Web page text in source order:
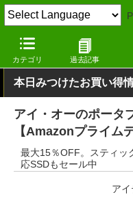
カテゴリ 過去記事
窓の杜 セール
本日みつけたお買い得
アイ・オーのポータ
【Amazonプライム
最大15％OFF。スティッ
応SSDもセール中
ア